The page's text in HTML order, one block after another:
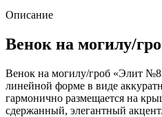
Описание
Венок на могилу/
Венок на могилу/гроб «Элит
линейной форме в виде
гармонично размещается на
сдержанный, элегантный акцент.